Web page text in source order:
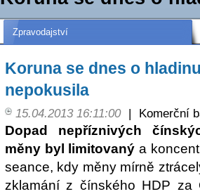
Zpravodajství
Koruna se dnes o
nepokusila
15.04.2013 16:11:00 | Komerční
Dopad nepříznivých
měny byl limitovaný a
seance, kdy měny mírně
zklamání z čínského HDP za